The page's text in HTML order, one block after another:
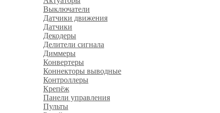
Выключатели
Датчики движения
Датчики
Декодеры
Делители сигнала
Диммеры
Конвертеры
Коннекторы выводные
Контроллеры
Крепёж
Панели управления
Пульты